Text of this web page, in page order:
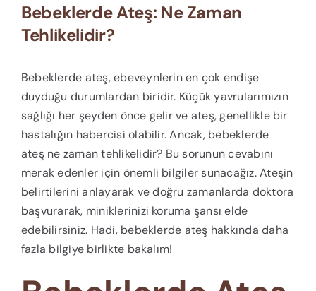
Bebeklerde Ateş: Ne Zaman
Tehlikelidir?
Bebeklerde ateş, ebeveynlerin en çok endişe
duyduğu durumlardan biridir. Küçük yavrularımızın
sağlığı her şeyden önce gelir ve ateş, genellikle bir
hastalığın habercisi olabilir. Ancak, bebeklerde
ateş ne zaman tehlikelidir? Bu sorunun cevabını
merak edenler için önemli bilgiler sunacağız. Ateşin
belirtilerini anlayarak ve doğru zamanlarda doktora
başvurarak, miniklerinizi koruma şansı elde
edebilirsiniz. Hadi, bebeklerde ateş hakkında daha
fazla bilgiye birlikte bakalım!